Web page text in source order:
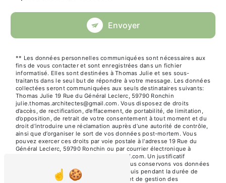
Envoyer
** Les données personnelles communiquées sont nécessaires aux
fins de vous contacter et sont enregistrées dans un fichier
informatisé. Elles sont destinées à Thomas Julie et ses sous-
traitants dans le seul but de répondre à votre message. Les données
collectées seront communiquées aux seuls destinataires suivants:
Thomas Julie 19 Rue du Général Leclerc, 59790 Ronchin
julie.thomas.architectes@gmail.com. Vous disposez de droits
d’accès, de rectification, d’effacement, de portabilité, de limitation,
d’opposition, de retrait de votre consentement à tout moment et du
droit d’introduire une réclamation auprès d’une autorité de contrôle,
ainsi que d’organiser le sort de vos données post-mortem. Vous
pouvez exercer ces droits par voie postale à l'adresse 19 Rue du
Général Leclerc, 59790 Ronchin ou par courrier électronique à
l'adresse julie.thomas.architectes@gmail.com. Un justificatif
d'identité pourra vous être demandé. Nous conservons vos données
pendant la période de prise de contact puis pendant la durée de
prescription légale aux fins probatoires et de gestion des